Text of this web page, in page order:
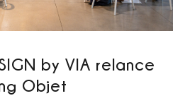
by VIA relance
Objet